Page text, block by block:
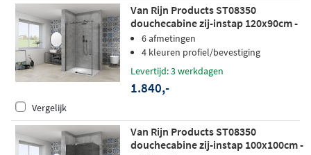
Van Rijn Products ST08350
douchecabine zij-instap 120x90cm -
helder glas - zwart
6 afmetingen
4 kleuren profiel/bevestiging
Levertijd: 3 werkdagen
1.840,-
Vergelijk
Van Rijn Products ST08350
douchecabine zij-instap 100x100cm -